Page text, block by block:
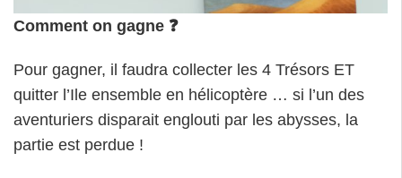
Comment on gagne ❓
Pour gagner, il faudra collecter les 4 Trésors ET
quitter l’Ile ensemble en hélicoptère … si l’un des
aventuriers disparait englouti par les abysses, la
partie est perdue !